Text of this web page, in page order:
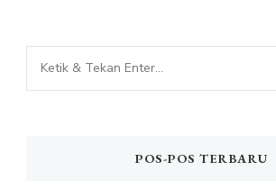
Mencari
Sesuatu?
POS-POS TERBARU